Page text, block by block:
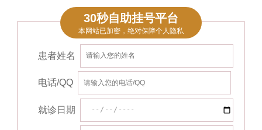
30秒自助挂号平台
本网站已加密，绝对保障个人隐私
患者姓名
电话/QQ
就诊日期